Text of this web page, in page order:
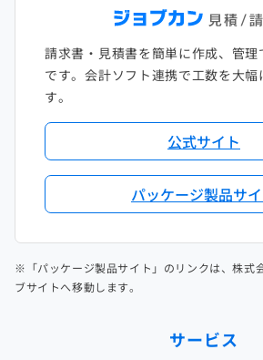
請求書・見積書を簡単に作成、管理
です。会計ソフト連携で工数を大幅
す。
公式サイト
パッケージ製品サ
※「パッケージ製品サイト」のリンクは、株式
ブサイトへ移動します。
サービス